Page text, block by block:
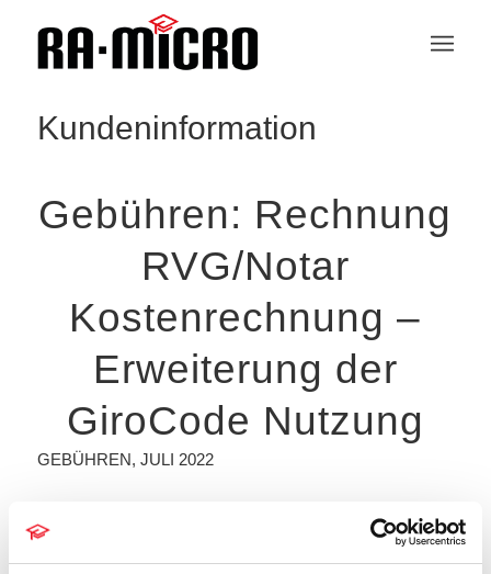
Kundeninformation
Gebühren: Rechnung
RVG/Notar
Kostenrechnung –
Erweiterung der
GiroCode Nutzung
GEBÜHREN, JULI 2022
In den Programmfunktionen
Rechnung RVG
steht die